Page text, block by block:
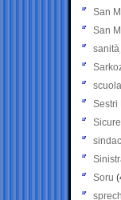
San
San
sanità
scuola
Sestri
Soru